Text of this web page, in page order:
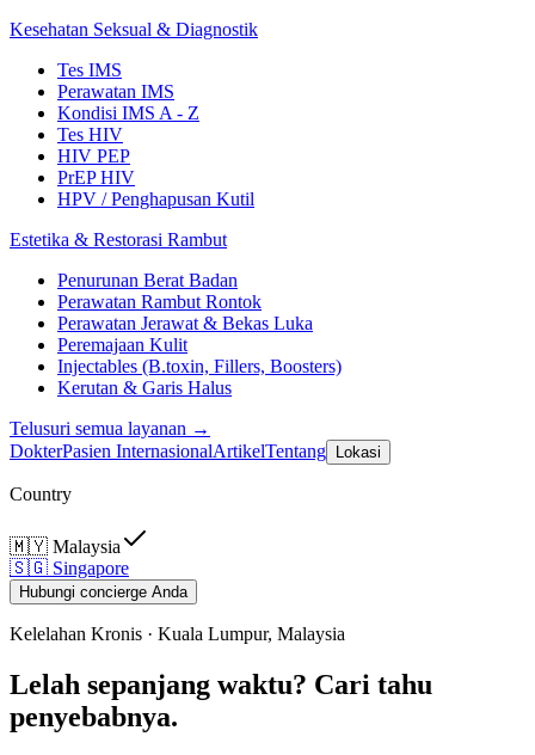
Kesehatan Seksual & Diagnostik
Tes IMS
Perawatan IMS
Kondisi IMS A - Z
Tes HIV
HIV PEP
PrEP HIV
HPV / Penghapusan Kutil
Estetika & Restorasi Rambut
Penurunan Berat Badan
Perawatan Rambut Rontok
Perawatan Jerawat & Bekas Luka
Peremajaan Kulit
Injectables (B.toxin, Fillers, Boosters)
Kerutan & Garis Halus
Telusuri semua layanan →
DokterPasien InternasionalArtikelTentang Lokasi
Country
🇲🇾 Malaysia
🇸🇬 Singapore
Hubungi concierge Anda
Kelelahan Kronis · Kuala Lumpur, Malaysia
Lelah sepanjang waktu? Cari tahu
penyebabnya.